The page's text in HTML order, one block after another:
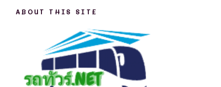
ABOUT THIS SITE